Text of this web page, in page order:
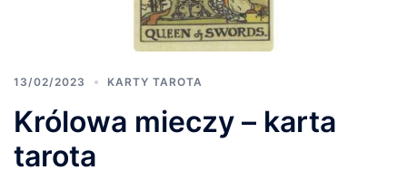
13/02/2023 KARTY TAROTA
Królowa mieczy – karta
tarota